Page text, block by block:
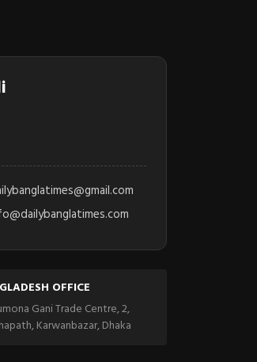
OFFICE
Gani Trade Centre, 2,
Karwanbazar, Dhaka